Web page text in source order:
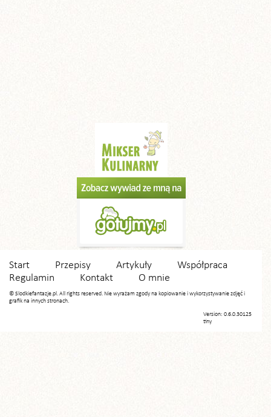
Start Przepisy Artykuły
Współpraca
Regulamin
Kontakt O mnie
© Slodkiefantazje.pl. All rights reserved. Nie wyrażam zgody na kopiowanie i wykorzystywanie zdjęć i
grafik na innych stronach.
Version: 0.6.0.30125
tiny